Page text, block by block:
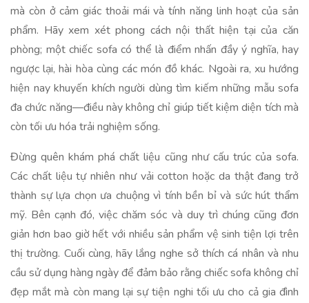
mà còn ở cảm giác thoải mái và tính năng linh hoạt của sản
phẩm. Hãy xem xét phong cách nội thất hiện tại của căn
phòng; một chiếc sofa có thể là điểm nhấn đầy ý nghĩa, hay
ngược lại, hài hòa cùng các món đồ khác. Ngoài ra, xu hướng
hiện nay khuyến khích người dùng tìm kiếm những mẫu sofa
đa chức năng—điều này không chỉ giúp tiết kiệm diện tích mà
còn tối ưu hóa trải nghiệm sống.
Đừng quên khám phá chất liệu cũng như cấu trúc của sofa.
Các chất liệu tự nhiên như vải cotton hoặc da thật đang trở
thành sự lựa chọn ưa chuộng vì tính bền bỉ và sức hút thẩm
mỹ. Bên cạnh đó, việc chăm sóc và duy trì chúng cũng đơn
giản hơn bao giờ hết với nhiều sản phẩm vệ sinh tiện lợi trên
thị trường. Cuối cùng, hãy lắng nghe sở thích cá nhân và nhu
cầu sử dụng hàng ngày để đảm bảo rằng chiếc sofa không chỉ
đẹp mắt mà còn mang lại sự tiện nghi tối ưu cho cả gia đình